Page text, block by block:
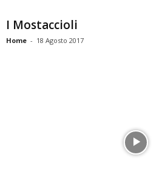
I Mostaccioli
Home - 18 Agosto 2017